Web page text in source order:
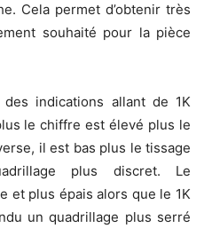
Cela permet d’obtenir très
souhaité pour la pièce
indications allant de 1K
le chiffre est élevé plus le
il est bas plus le tissage
plus discret. Le
et plus épais alors que le 1K
un quadrillage plus serré